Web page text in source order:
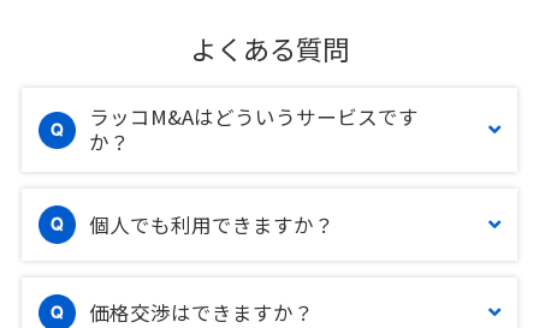
よくある質問
ラッコM&Aはどういうサービスです
か？
個人でも利用できますか？
価格交渉はできますか？